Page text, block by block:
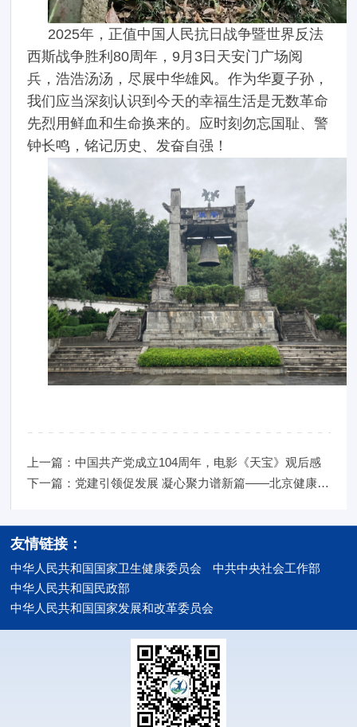
2025年，正值中国人民抗日战争暨世界反法
西斯战争胜利80周年，9月3日天安门广场阅
兵，浩浩汤汤，尽展中华雄风。作为华夏子孙，
我们应当深刻认识到今天的幸福生活是无数革命
先烈用鲜血和生命换来的。应时刻勿忘国耻、警
钟长鸣，铭记历史、发奋自强！
上一篇：中国共产党成立104周年，电影《天宝》观后感
下一篇：党建引领促发展 凝心聚力谱新篇——北京健康城市建设促进会流动
友情链接：
中华人民共和国国家卫生健康委员会
中共中央社会工作部
中华人民共和国民政部
中华人民共和国国家发展和改革委员会